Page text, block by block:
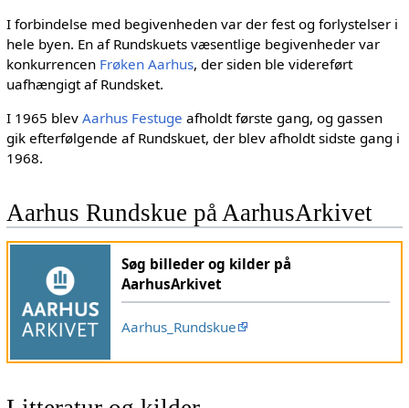
I forbindelse med begivenheden var der fest og forlystelser i
hele byen. En af Rundskuets væsentlige begivenheder var
konkurrencen Frøken Aarhus, der siden ble videreført
uafhængigt af Rundsket.
I 1965 blev Aarhus Festuge afholdt første gang, og gassen
gik efterfølgende af Rundskuet, der blev afholdt sidste gang i
1968.
Aarhus Rundskue på AarhusArkivet
Søg billeder og kilder på
AarhusArkivet
Aarhus_Rundskue